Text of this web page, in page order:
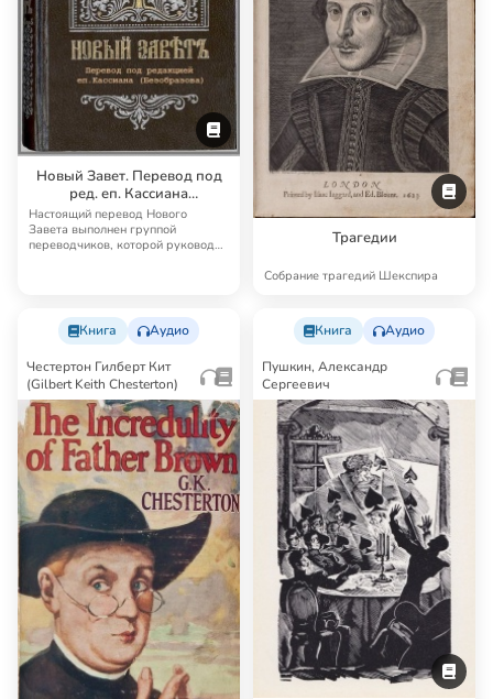
Новый Завет. Перевод под
ред. еп. Кассиана
(Безобразова)
Настоящий перевод Нового
Завета выполнен группой
переводчиков, которой руководил
Трагедии
Собрание трагедий Шекспира
Книга Аудио
Честертон Гилберт Кит
(Gilbert Keith Chesterton)
Книга Аудио
Пушкин, Александр
Сергеевич